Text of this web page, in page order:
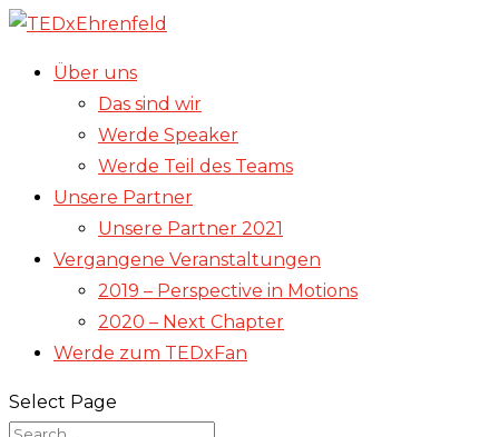
Über uns
Das sind wir
Werde Speaker
Werde Teil des Teams
Unsere Partner
Unsere Partner 2021
Vergangene Veranstaltungen
2019 – Perspective in Motions
2020 – Next Chapter
Werde zum TEDxFan
Select Page